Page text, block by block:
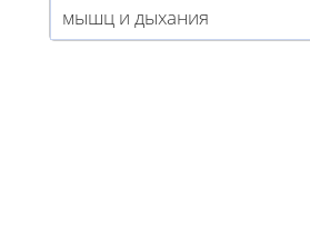
мышц и дыхания